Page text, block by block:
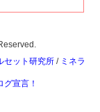
セット研究所 / ミネラ
グ宣言！